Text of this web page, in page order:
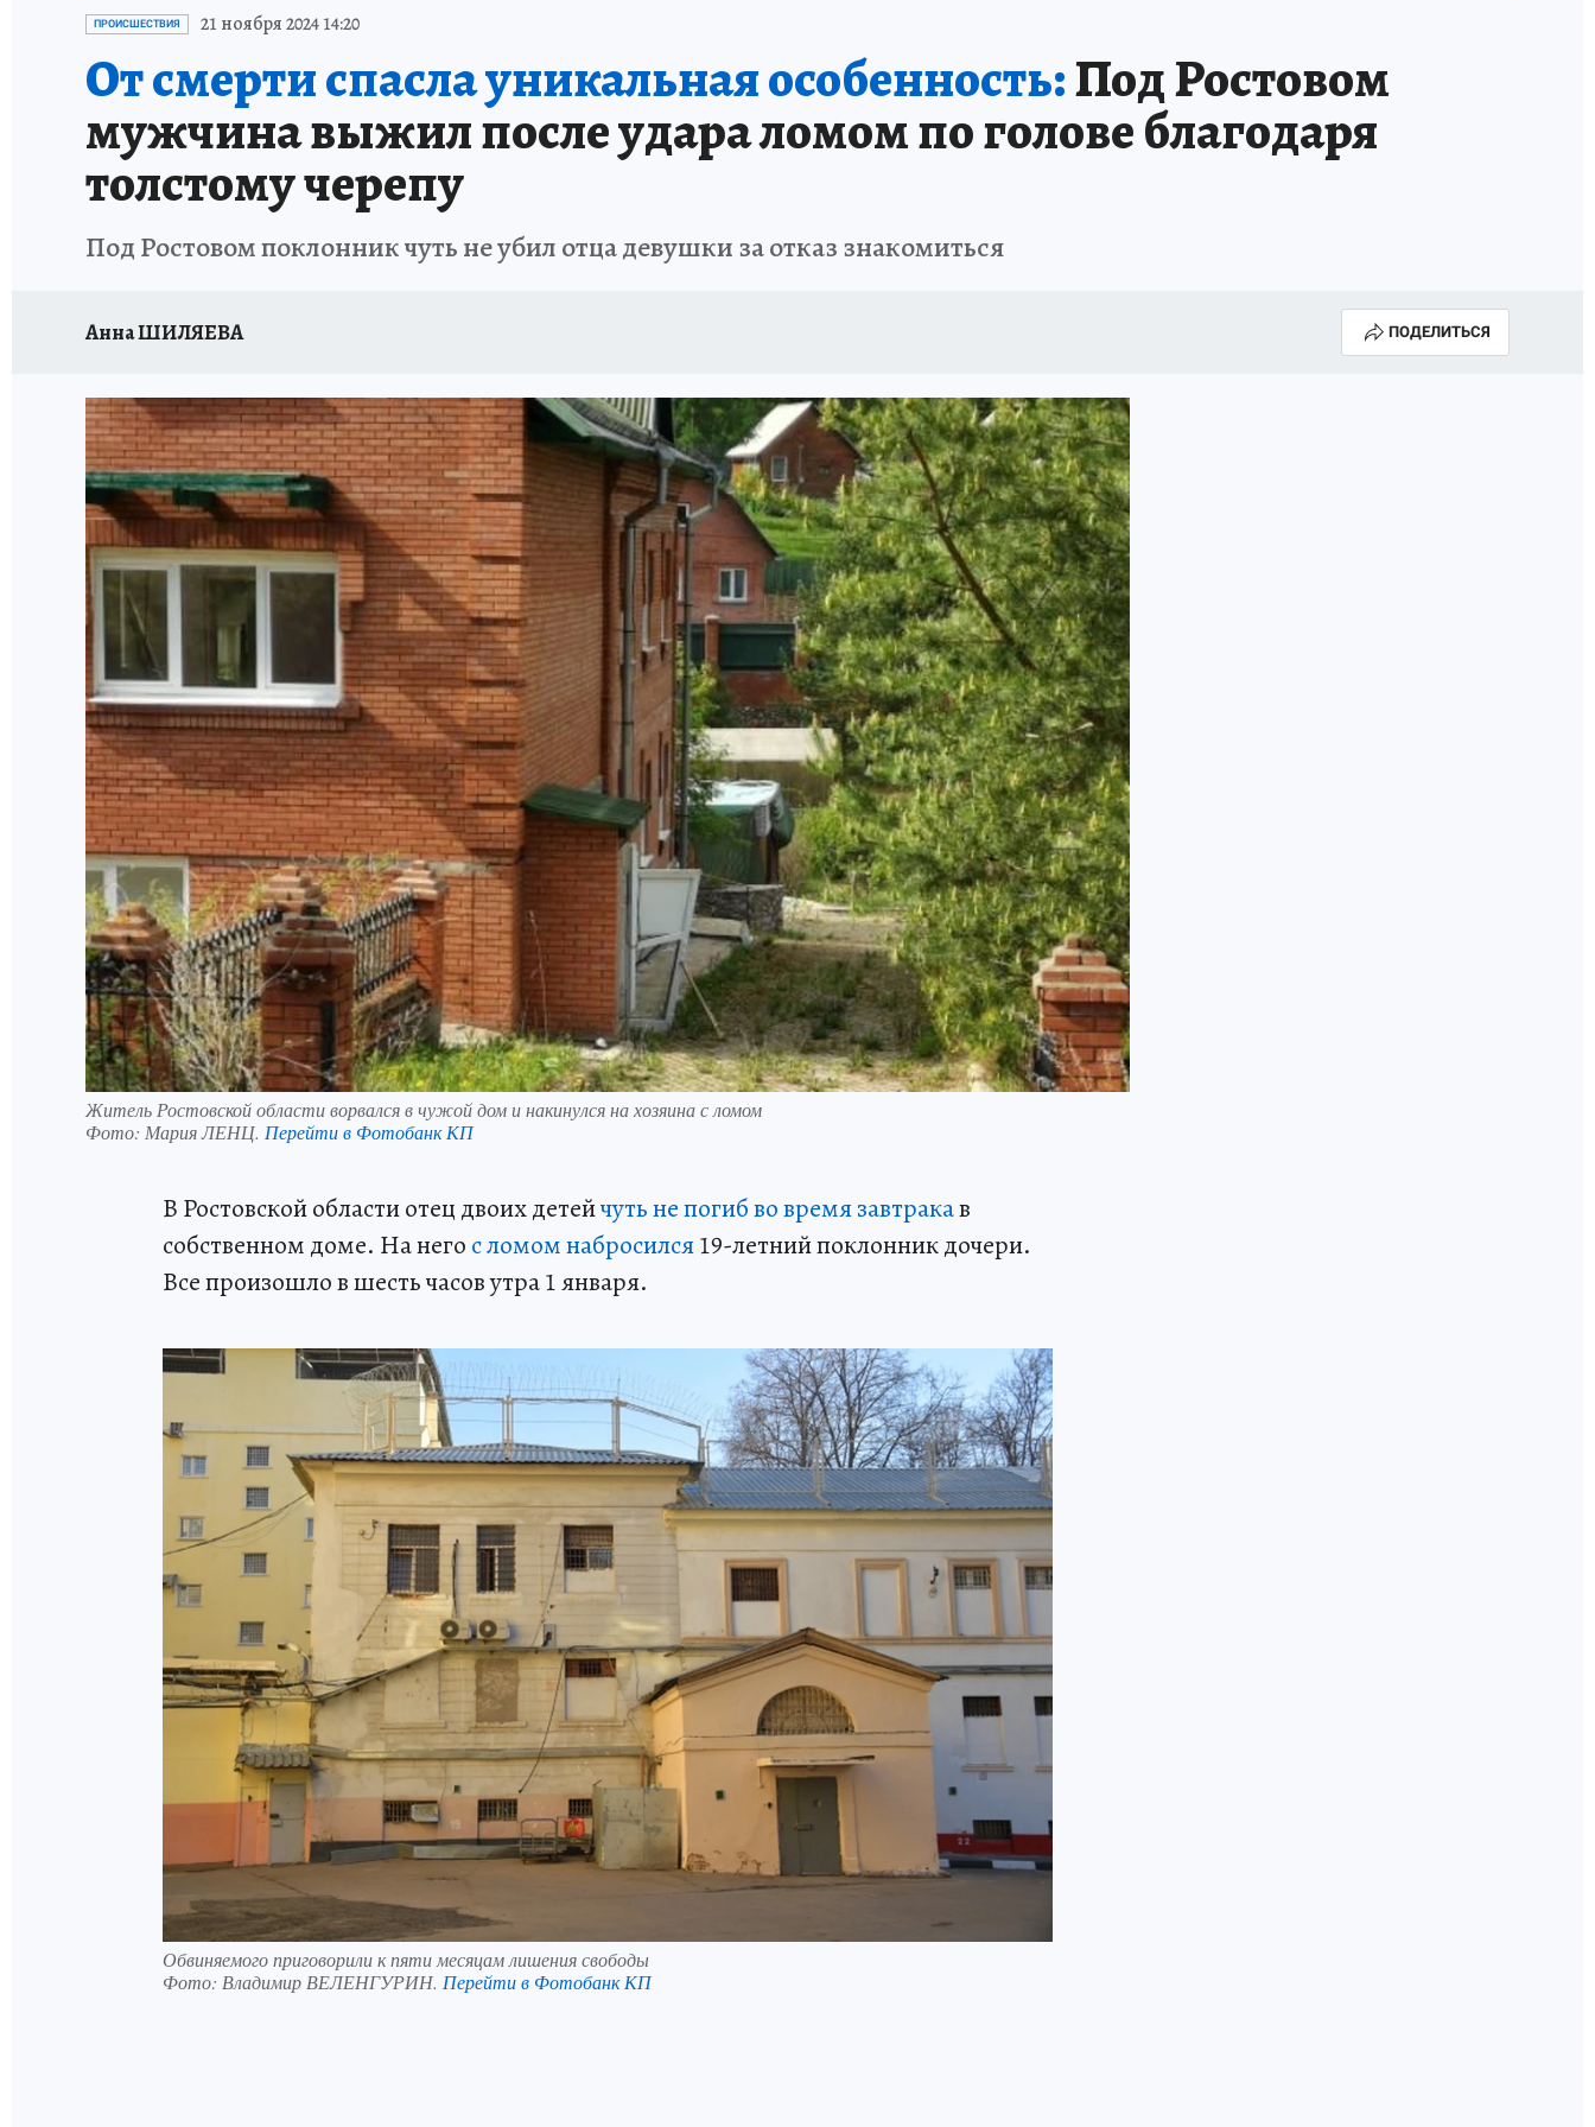
ЗАПОВЕДНАЯ РОССИЯ
ПРОИСШЕСТВИЯ 21 ноября 2024 14:20
От смерти спасла уникальная особенность:Под Ростовом
мужчина выжил после удара ломом по голове благодаря
толстому черепу
Под Ростовом поклонник чуть не убил отца девушки за отказ знакомиться
Анна ШИЛЯЕВА ПОДЕЛИТЬСЯ
Житель Ростовской области ворвался в чужой дом и накинулся на хозяина с ломом
Фото: Мария ЛЕНЦ. Перейти в Фотобанк КП
В Ростовской области отец двоих детейчуть не погиб во время завтракав
собственном доме. На него с ломом набросился19-летний поклонник дочери.
Все произошло в шесть часов утра 1 января.
Обвиняемого приговорили к пяти месяцам лишения свободы
Фото: Владимир ВЕЛЕНГУРИН. Перейти в Фотобанк КП